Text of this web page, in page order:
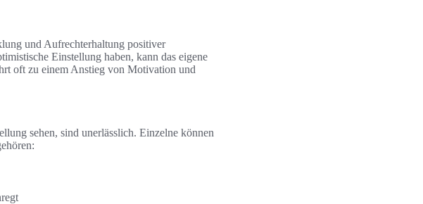
und Aufrechterhaltung positiver
Einstellung haben, kann das eigene
oft zu einem Anstieg von Motivation und
sehen, sind unerlässlich. Einzelne können